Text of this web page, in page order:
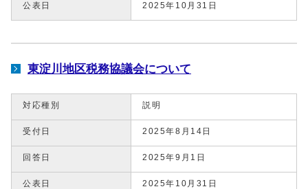
公表日 2025年10月31日
東淀川地区税務協議会について
対応種別 説明
受付日 2025年8月14日
回答日 2025年9月1日
公表日 2025年10月31日